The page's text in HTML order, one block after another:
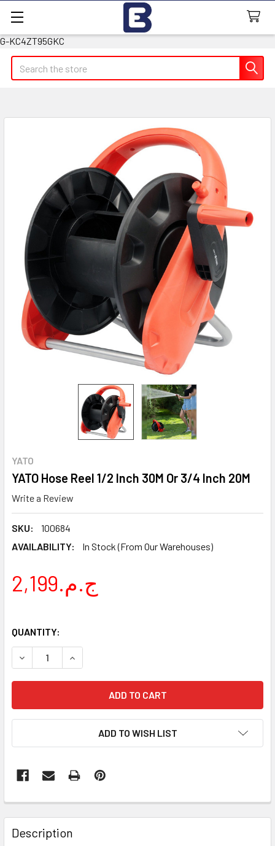
G-KC4ZT95GKC
Search
YATO
YATO Hose Reel 1/2 Inch 30M Or 3/4 Inch 20M
Write a Review
SKU:
100684
AVAILABILITY:
In Stock (From Our Warehouses)
2,199.ج.م
QUANTITY:
ADD TO WISH LIST
FREQUENTLY
BOUGHT
TOGETHER:
Description